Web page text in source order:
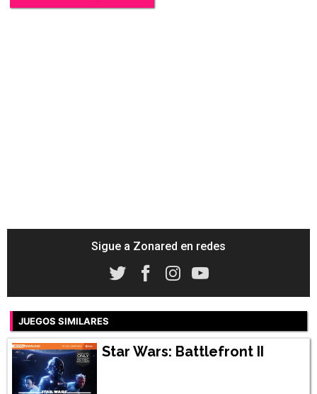
Sigue a Zonared en redes
JUEGOS SIMILARES
Star Wars: Battlefront II